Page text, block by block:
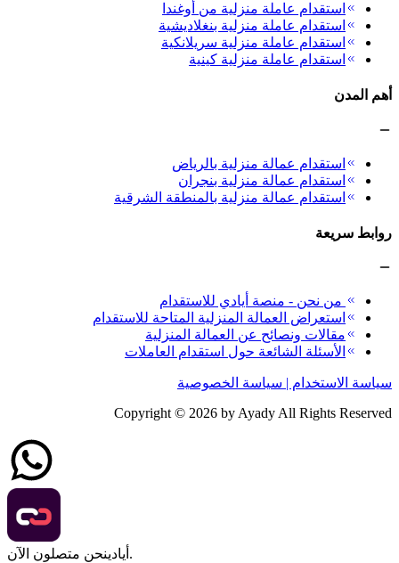
استقدام عاملة منزلية من أوغندا
استقدام عاملة منزلية بنغلاديشية
استقدام عاملة منزلية سريلانكية
استقدام عاملة منزلية كينية
أهم المدن
استقدام عمالة منزلية بالرياض
استقدام عمالة منزلية بنجران
استقدام عمالة منزلية بالمنطقة الشرقية
روابط سريعة
من نحن - منصة أيادي للاستقدام
استعراض العمالة المنزلية المتاحة للاستقدام
مقالات ونصائح عن العمالة المنزلية
الأسئلة الشائعة حول استقدام العاملات
سياسة الاستخدام | سياسة الخصوصية
Copyright © 2026 by Ayady All Rights Reserved
أيادي نحن متصلون الآن.